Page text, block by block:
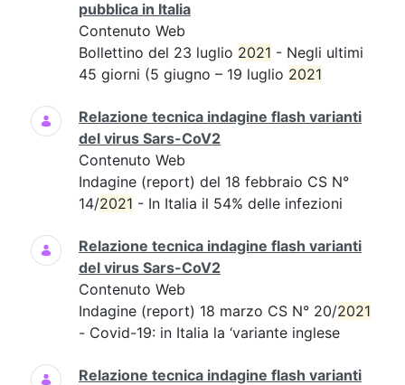
pubblica in Italia
Contenuto Web
Bollettino del 23 luglio 2021 - Negli ultimi
45 giorni (5 giugno – 19 luglio 2021
Relazione tecnica indagine flash varianti
del virus Sars-CoV2
Contenuto Web
Indagine (report) del 18 febbraio CS N°
14/2021 - In Italia il 54% delle infezioni
Relazione tecnica indagine flash varianti
del virus Sars-CoV2
Contenuto Web
Indagine (report) 18 marzo CS N° 20/2021
- Covid-19: in Italia la ‘variante inglese
Relazione tecnica indagine flash varianti